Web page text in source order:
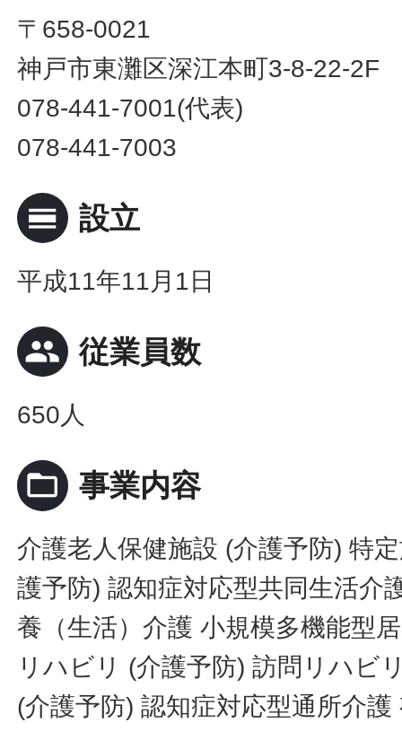
〒658-0021
神戸市東灘区深江本町3-8-22-2F
078-441-7001(代表)
078-441-7003
calendar_view_day 設立
平成11年11月1日
people 従業員数
650人
folder_open 事業内容
介護老人保健施設 (介護予防) 特
護予防) 認知症対応型共同生活介
養（生活）介護 小規模多機能型
リハビリ (介護予防) 訪問リハビ
(介護予防) 認知症対応型通所介